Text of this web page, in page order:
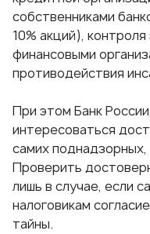
собственниками
10% акций),
финансовыми
противодействия
При этом Банк
интересоваться
самих поднадзорных,
Проверить
лишь в случае, если
налоговикам
тайны.